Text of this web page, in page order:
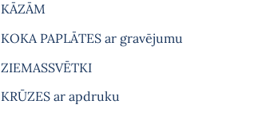
KĀZĀM
KOKA PAPLĀTES ar gravējumu
ZIEMASSVĒTKI
KRŪZES ar apdruku